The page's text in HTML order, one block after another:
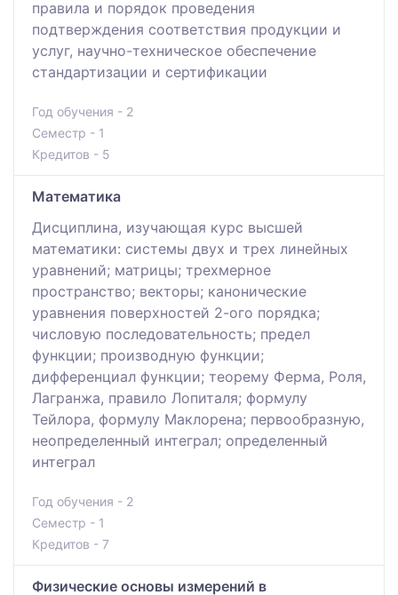
правила и порядок проведения
подтверждения соответствия продукции и
услуг, научно-техническое обеспечение
стандартизации и сертификации
Год обучения - 2
Семестр - 1
Кредитов - 5
Математика
Дисциплина, изучающая курс высшей
математики: системы двух и трех линейных
уравнений; матрицы; трехмерное
пространство; векторы; канонические
уравнения поверхностей 2-ого порядка;
числовую последовательность; предел
функции; производную функции;
дифференциал функции; теорему Ферма, Роля,
Лагранжа, правило Лопиталя; формулу
Тейлора, формулу Маклорена; первообразную,
неопределенный интеграл; определенный
интеграл
Год обучения - 2
Семестр - 1
Кредитов - 7
Физические основы измерений в